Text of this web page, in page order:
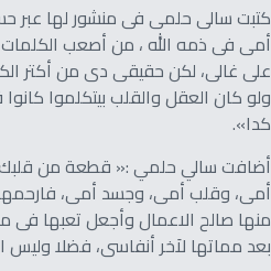
كتبت سالى حلمى فى منشور لها عبر
أمى فى ذمه الله ، من أصعب
على غالى، لكن حقيقى دى من أكتر
ولو كان العقل والقلب بيتكلموا
كدا».
أضافت سالي حلمي :« قطعة من قلبك
أمى، وقلب أمى، وجسد أمى،
منها صالح الاعمال وأجعل تعبها فى
بعد مماتها لاَخر أنفاسى، فضلا وليس